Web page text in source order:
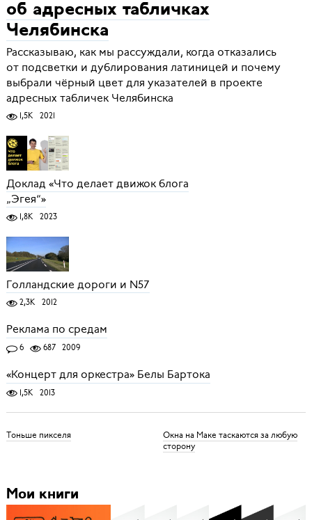
об адресных табличках
Челябинска
Рассказываю, как мы рассуждали, когда отказались
от подсветки и дублирования латиницей и почему
выбрали чёрный цвет для указателей в проекте
адресных табличек Челябинска
1,5K 2021
Доклад «Что делает движок блога
„Эгея“»
1,8K 2023
Голландские дороги и N57
2,3K 2012
Реклама по средам
6 687 2009
«Концерт для оркестра» Белы Бартока
1,5K 2013
Тоньше пикселя
Окна на Маке таскаются за любую
сторону
Мои книги